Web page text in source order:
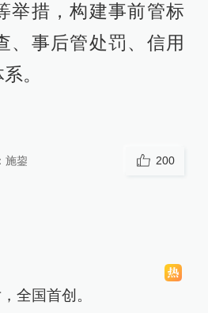
举措，构建事前管标
、事后管处罚、信用
。
施鋆 200
全国首创。